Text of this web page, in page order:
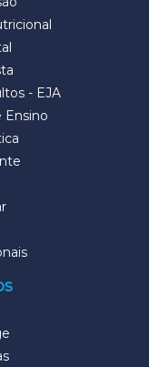
- EJA
Ensino